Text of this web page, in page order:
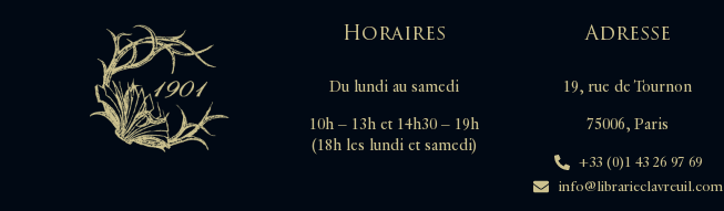
Horaires
Du lundi au samedi
10h – 13h et 14h30 – 19h
(18h les lundi et samedi)
Adresse
19, rue de Tournon
75006, Paris
+33 (0)1 43 26 97 69
info@librarieclavreuil.com